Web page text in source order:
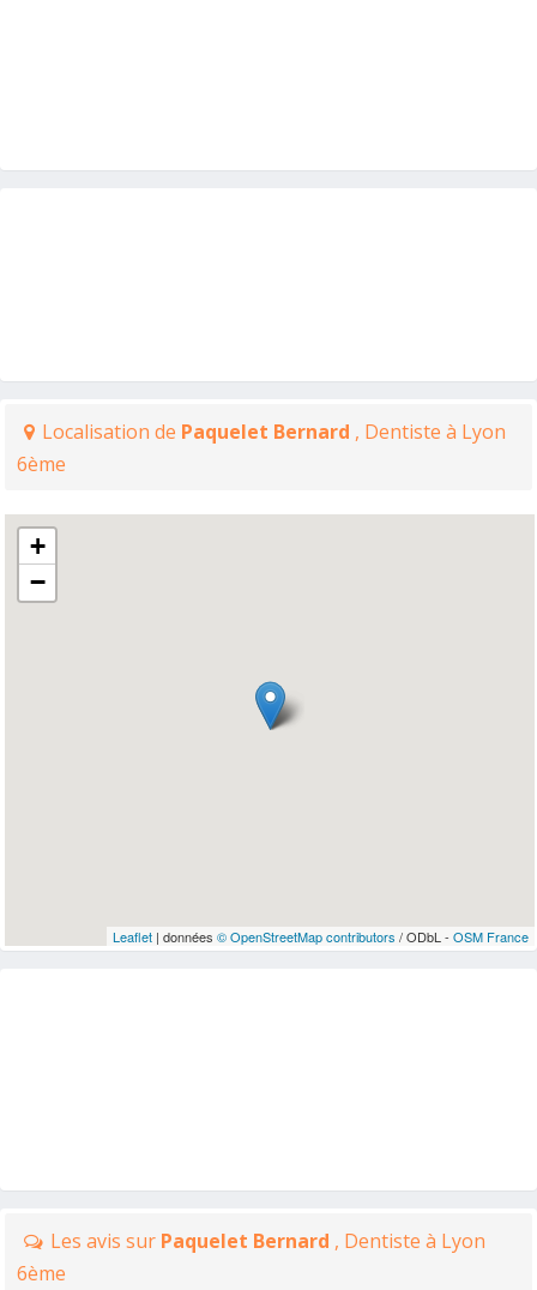
Localisation de Paquelet Bernard , Dentiste à Lyon
6ème
+
−
Leaflet| données © OpenStreetMap contributors / ODbL - OSM France
Les avis sur Paquelet Bernard , Dentiste à Lyon
6ème